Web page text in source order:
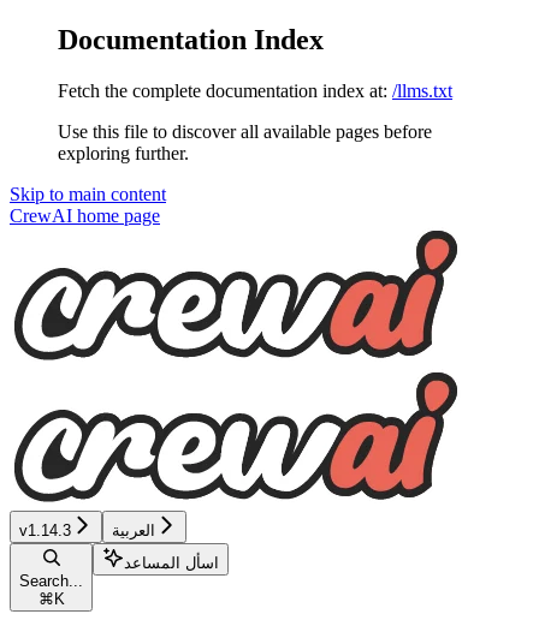
Documentation Index
Fetch the complete documentation index at: /llms.txt
Use this file to discover all available pages before
exploring further.
Skip to main content
CrewAI home page
v1.14.3 العربية
Search...
⌘ K
اسأل المساعد